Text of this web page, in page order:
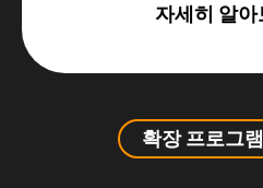
자세히 알아
확장 프로그